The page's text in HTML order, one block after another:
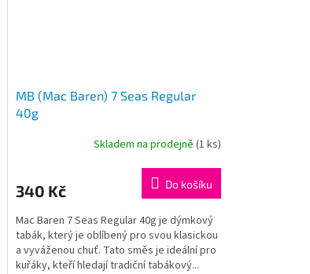
MB (Mac Baren) 7 Seas Regular
40g
Skladem na prodejně (1 ks)
340 Kč Do košíku
Mac Baren 7 Seas Regular 40g je dýmkový
tabák, který je oblíbený pro svou klasickou
a vyváženou chuť. Tato směs je ideální pro
kuřáky, kteří hledají tradiční tabákový...